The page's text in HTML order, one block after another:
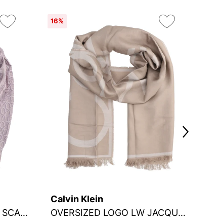
MONOGRAM JACQUARD SCARF 130X130
16%
Calvin Klein
OVERSIZED LOGO LW JACQUARD STOLE